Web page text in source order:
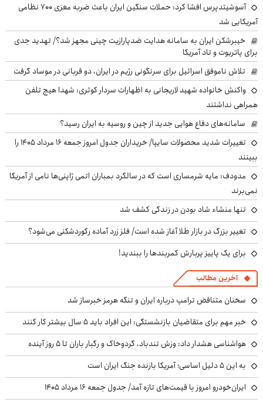
آسوشیتدپرس افشا کرد: حملات سنگین ایران باعث ضربه مغزی ۷۰۰ نظامی
آمریکایی شد
خیبرشکن ایران به سامانه هدایت ضدپارازیت چینی مجهز شد؟/ تهدید جدی
برای پاتریوت و تاد آمریکا
تلاش ناموفق اسرائیل برای سرنگونی رژیم در ایران، دو قربانی در موساد گرفت
واکنش خانواده شهید لاریجانی به اظهارات سردار کوثری: شهدا هیچ تلفن
همراهی نداشتند
سامانه‌های دفاع هوایی جدید از چین و روسیه به ایران رسید؟
تغییرات شدید محصولات سایپا/ خریداران جدول امروز جمعه ۱۶ مرداد ۱۴۰۵ را
ببینند
مدودف: مایه شرمساری است که در سالگرد بمباران اتمی ژاپنی‌ها نامی از آمریکا
نمی‌برند
تنها منشاء شاد بودن در زندگی کشف شد
تغییر بزرگ در بازار طلا آغاز شده است/ فلز زرد آماده رکوردشکنی می‌شود؟
برای یک پاییز پربارش کمربندها را ببندید!
آخرین مطالب
سخنان متناقض ترامپ درباره ایران و تنگه هرمز خبرساز شد
خبر مهم برای متقاضیان بازنشستگی: این افراد باید ۵ سال بیشتر کار کنند
هواشناسی هشدار داد: وزش تندباد، گردوخاک و رگبار باران تا ۵ روز آینده
به این ۵ دلیل اساسی؛ آمریکا بازنده جنگ ایران است
ایران‌خودرو امروز با قیمت‌های تازه آمد/ جدول جمعه ۱۶ مرداد ۱۴۰۵